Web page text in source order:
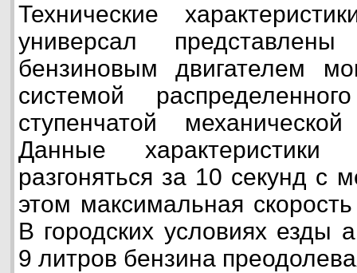
Технические
универсал
бензиновым двигателем
системой
ступенчатой
Данные характеристики
разгоняться за 10 секунд с
этом максимальная
В городских условиях езды
9 литров бензина